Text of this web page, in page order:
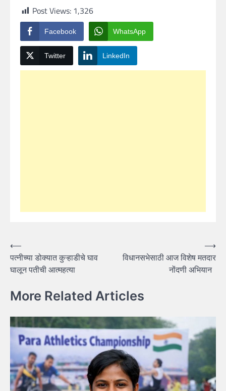
Post Views: 1,326
Facebook WhatsApp
Twitter LinkedIn
Post
navigation
⟵
पत्नीच्या डोक्यात कुऱ्हाडीचे घाव
घालून पतीची आत्महत्या
विधानसभेसाठी आज विशेष मतदार
नोंदणी अभियान
⟶
More Related Articles